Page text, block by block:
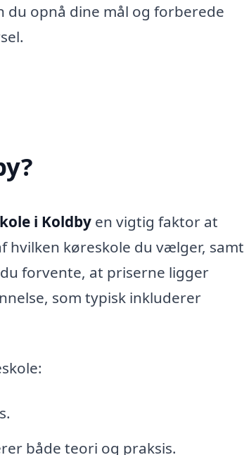
du opnå dine mål og forberede
i Koldby en vigtig faktor at
hvilken køreskole du vælger, samt
forvente, at priserne ligger
som typisk inkluderer
både teori og praksis.